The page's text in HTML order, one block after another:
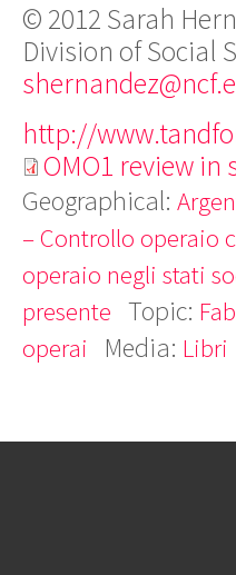
© 2012 Sarah
Division of Social
http://
OMO1 review in
Geographical:
– Controllo operaio
operaio negli stati
presente Topic:
operai
Media: Libri